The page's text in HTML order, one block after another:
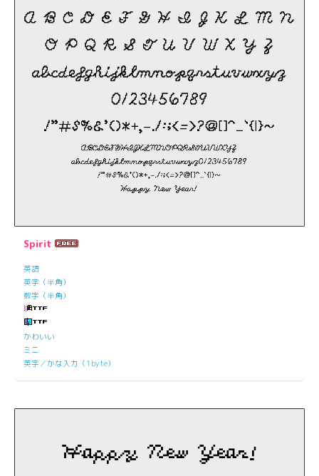
Spirit
英語
英字（半角）
数字（半角）
かわいい
ミニ
英字／かな入力（1byte）